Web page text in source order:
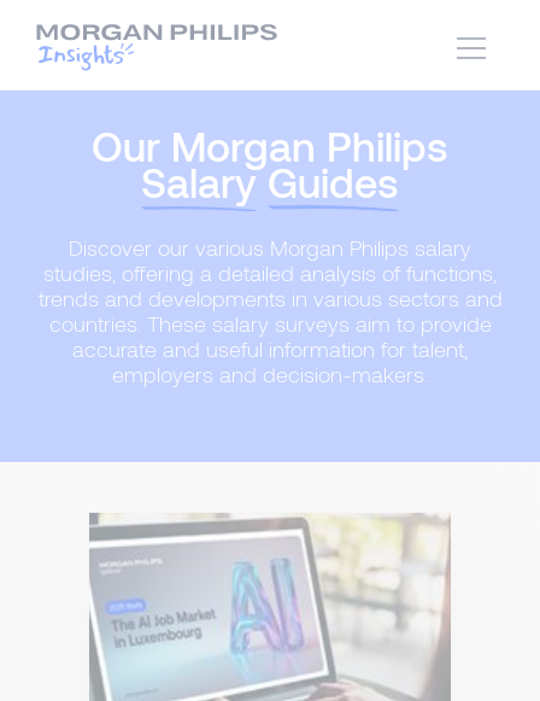
Our Morgan Philips
Salary Guides
Discover our various Morgan Philips salary
studies, offering a detailed analysis of functions,
trends and developments in various sectors and
countries. These salary surveys aim to provide
accurate and useful information for talent,
employers and decision-makers.